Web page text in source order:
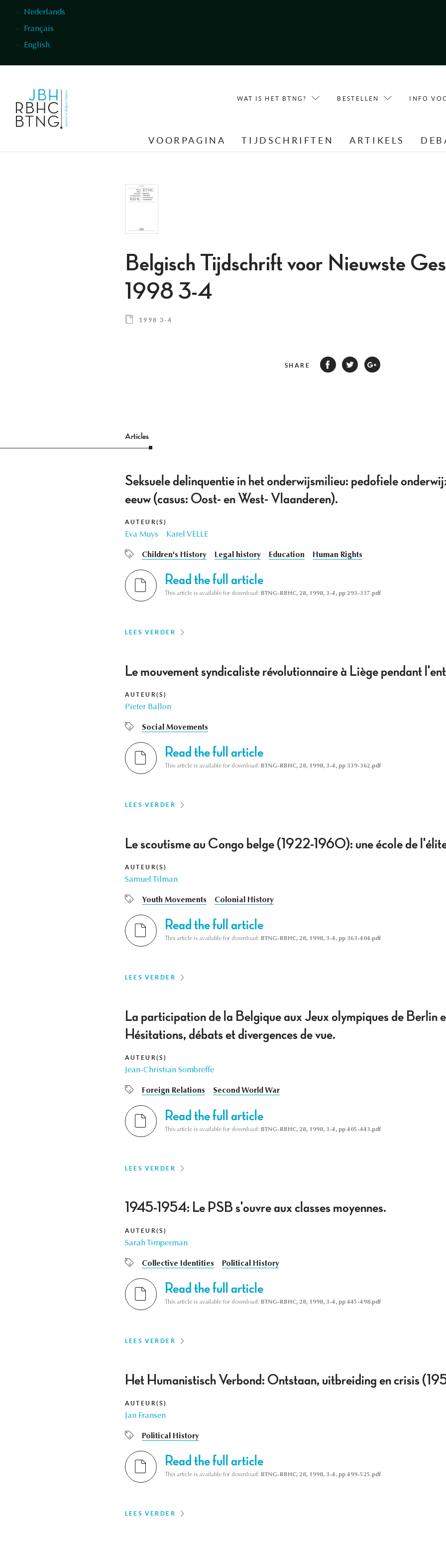
Nederlands
Français
English
WAT IS HET BTNG? BESTELLEN INFO
VOORPAGINA TIJDSCHRIFTEN ARTIKELS
Belgisch Tijdschrift voor Nieuwste
1998 3-4
1998 3-4
SHARE
Articles
Seksuele delinquentie in het onderwijsmilieu: pedofiele
eeuw (casus: Oost- en West- Vlaanderen).
AUTEUR(S)
Eva Muys Karel VELLE
Children's History Legal history Education Human Rights
Read the full article
This article is available for download: BTNG-RBHC, 28, 1998, 3-4, pp 293-337.pdf
LEES VERDER
Le mouvement syndicaliste révolutionnaire à Liège pendant
AUTEUR(S)
Pieter Ballon
Social Movements
Read the full article
This article is available for download: BTNG-RBHC, 28, 1998, 3-4, pp 339-362.pdf
LEES VERDER
Le scoutisme au Congo belge (1922-1960): une école de
AUTEUR(S)
Samuel Tilman
Youth Movements Colonial History
Read the full article
This article is available for download: BTNG-RBHC, 28, 1998, 3-4, pp 363-404.pdf
LEES VERDER
La participation de la Belgique aux Jeux olympiques de Berlin
Hésitations, débats et divergences de vue.
AUTEUR(S)
Jean-Christian Sombreffe
Foreign Relations Second World War
Read the full article
This article is available for download: BTNG-RBHC, 28, 1998, 3-4, pp 405-443.pdf
LEES VERDER
1945-1954: Le PSB s'ouvre aux classes moyennes.
AUTEUR(S)
Sarah Timperman
Collective Identities Political History
Read the full article
This article is available for download: BTNG-RBHC, 28, 1998, 3-4, pp 445-498.pdf
LEES VERDER
Het Humanistisch Verbond: Ontstaan, uitbreiding en crisis
AUTEUR(S)
Jan Fransen
Political History
Read the full article
This article is available for download: BTNG-RBHC, 28, 1998, 3-4, pp 499-525.pdf
LEES VERDER